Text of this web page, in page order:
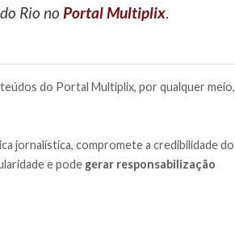
Rio no Portal Multiplix.
do Portal Multiplix, por qualquer meio,
jornalística, compromete a credibilidade do
e pode gerar responsabilização